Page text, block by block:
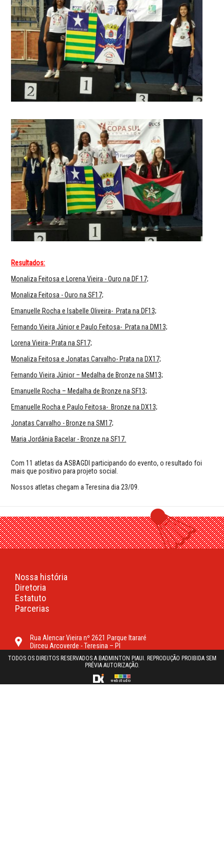
Resultados:
Monaliza Feitosa e Lorena Vieira - Ouro na DF 17;
Monaliza Feitosa - Ouro na SF17;
Emanuelle Rocha e Isabelle Oliveira- Prata na DF13;
Fernando Vieira Júnior e Paulo Feitosa- Prata na DM13;
Lorena Vieira- Prata na SF17;
Monaliza Feitosa e Jonatas Carvalho- Prata na DX17;
Fernando Vieira Júnior – Medalha de Bronze na SM13;
Emanuelle Rocha – Medalha de Bronze na SF13;
Emanuelle Rocha e Paulo Feitosa- Bronze na DX13;
Jonatas Carvalho - Bronze na SM17;
Maria Jordânia Bacelar - Bronze na SF17.
Com 11 atletas da ASBAGDI participando do evento, o resultado foi
mais que positivo para projeto social.
Nossos atletas chegam a Teresina dia 23/09.
Nossa história
Diretoria
Estatuto
Parcerias
Rua Alencar Vieira nº 2621 Parque Itararé
Dirceu Arcoverde - Teresina – PI
TODOS OS DIREITOS RESERVADOS A BADMINTON PIAUI. REPRODUÇÃO PROIBIDA SEM
PRÉVIA AUTORIZAÇÃO.